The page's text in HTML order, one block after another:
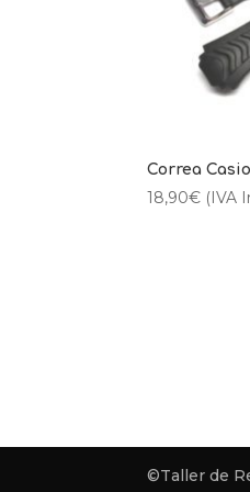
Correa
18,90€ (IVA
©Taller de